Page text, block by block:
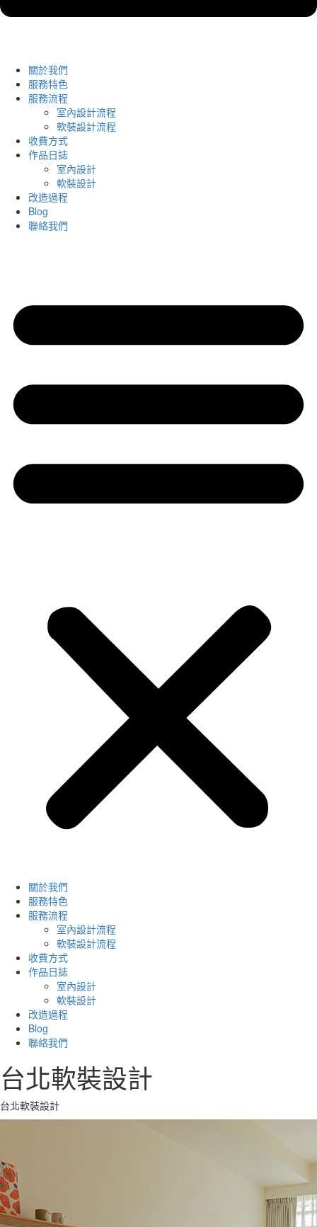
關於我們
服務特色
服務流程
室內設計流程
軟裝設計流程
收費方式
作品日誌
室內設計
軟裝設計
改造過程
Blog
聯絡我們
關於我們
服務特色
服務流程
室內設計流程
軟裝設計流程
收費方式
作品日誌
室內設計
軟裝設計
改造過程
Blog
聯絡我們
台北軟裝設計
台北軟裝設計